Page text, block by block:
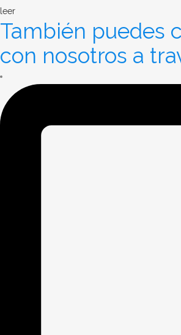
leer
También puedes
con nosotros a